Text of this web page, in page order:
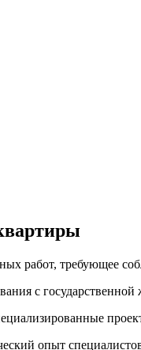
работ, требующее
с
опыт